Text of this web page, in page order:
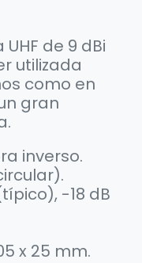
de 9 dBi
utilizada
como en
gran
inverso.
-18 dB
x 25 mm.